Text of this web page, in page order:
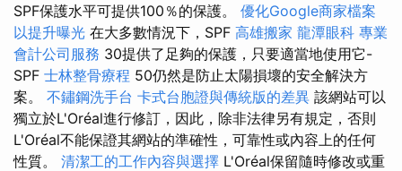
SPF保護水平可提供100％的保護。 優化Google商家檔案
以提升曝光 在大多數情況下，SPF 高雄搬家 龍潭眼科 專業
會計公司服務 30提供了足夠的保護，只要適當地使用它-
SPF 士林整骨療程 50仍然是防止太陽損壞的安全解決方
案。 不鏽鋼洗手台 卡式台胞證與傳統版的差異 該網站可以
獨立於L'Oréal進行修訂，因此，除非法律另有規定，否則
L'Oréal不能保證其網站的準確性，可靠性或內容上的任何
性質。 清潔工的工作內容與選擇 L'Oréal保留隨時修改或重